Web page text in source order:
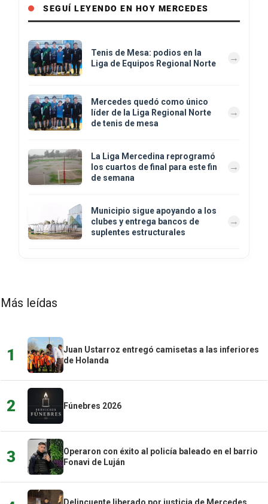
SEGUÍ LEYENDO EN HOY MERCEDES
Tenis de Mesa: podios en la
Liga de Equipos Regional Norte
Mercedes quedó como único
líder de la Liga Regional Norte
de tenis de mesa
La Liga Mercedina reprogramó
los cuartos de final para este fin
de semana
Municipio sigue apoyando a los
clubes y entrega bancos de
suplentes estructurales
Más leídas
1
Juan Ustarroz entregó camisetas a las inferiores
de Holanda
2 Fúnebres 2026
3
Operaron con éxito al policía baleado en el barrio
Fonavi de Luján